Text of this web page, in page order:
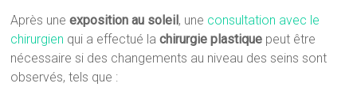
Après uneexposition au soleil, une consultation avec le
chirurgien qui a effectué lachirurgie plastique peut être
nécessaire si des changements au niveau des seins sont
observés, tels que :